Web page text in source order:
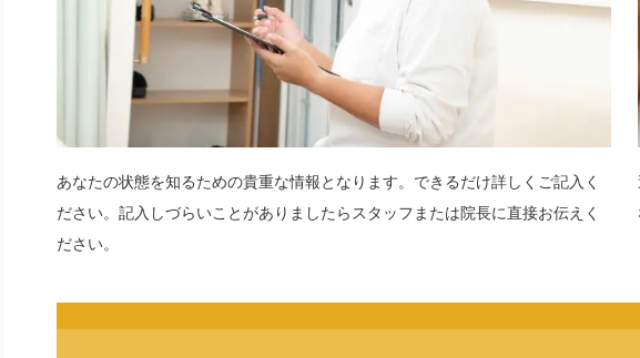
あなたの状態を知るための貴重な情報となります。できるだけ詳しくご記入く
ださい。記入しづらいことがありましたらスタッフまたは院長に直接お伝えく
ださい。